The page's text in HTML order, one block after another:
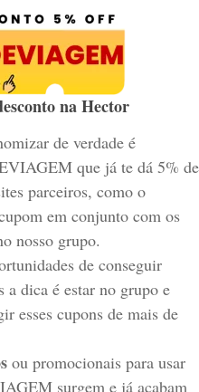
na Hector
de verdade é
que já te dá 5% de
parceiros, como o
em conjunto com os
nosso grupo.
de conseguir
a dica é estar no grupo e
esses cupons de mais de
ou promocionais para usar
surgem e já acabam